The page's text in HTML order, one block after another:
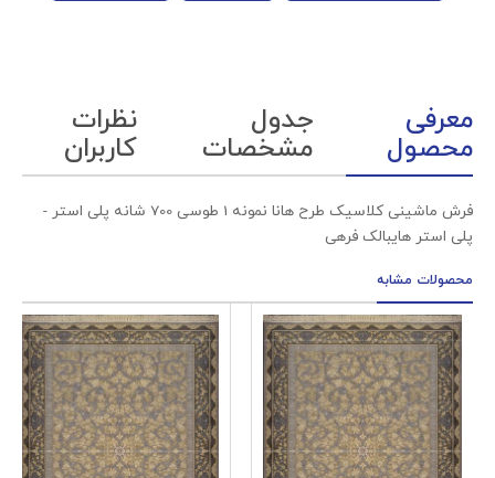
معرفی
محصول
جدول
مشخصات
نظرات
کاربران
فرش ماشینی کلاسیک طرح هانا نمونه 1 طوسی 700 شانه پلی استر -
پلی استر هایبالک فرهی
محصولات مشابه